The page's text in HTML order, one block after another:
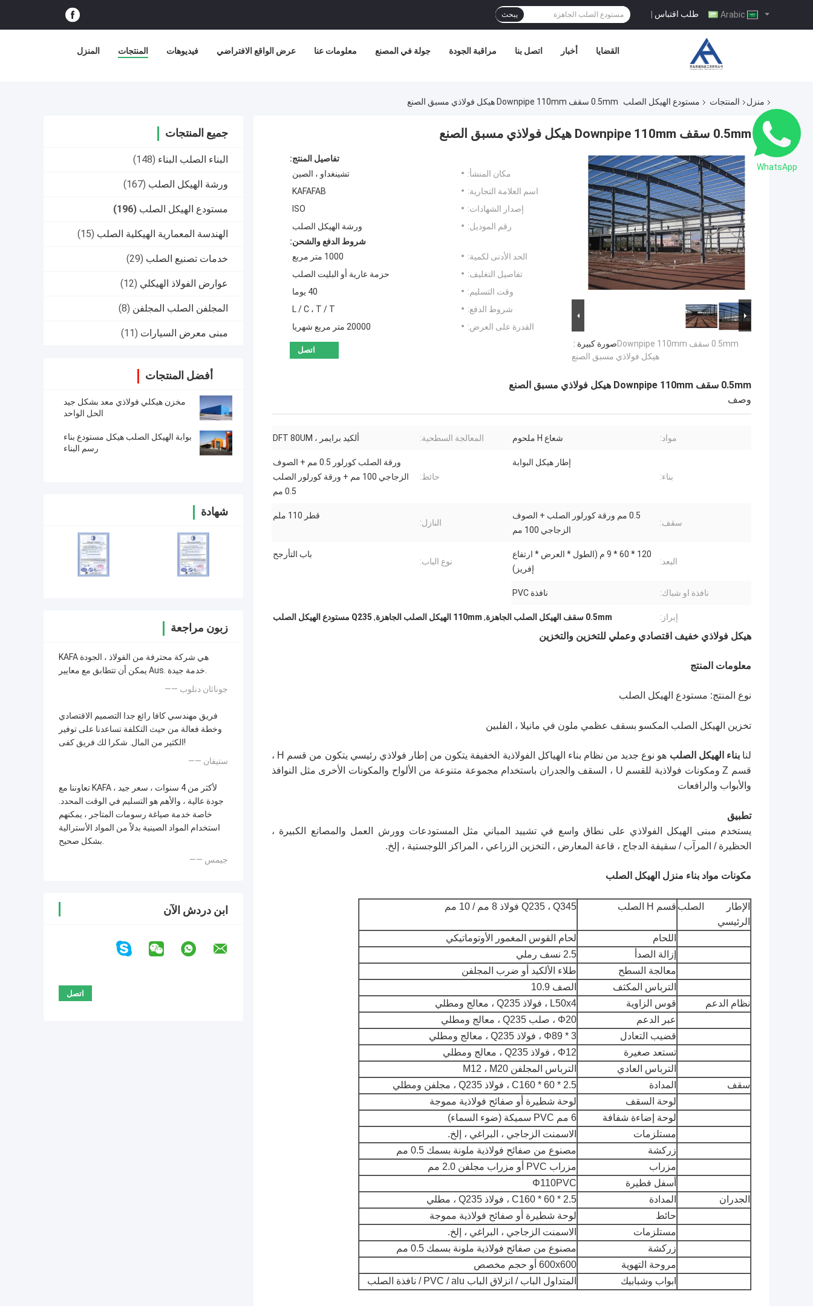
طلب اقتباس | يبحث
المنزل المنتجات فيديوهات عرض الواقع الافتراضي معلومات عنا جولة في المصنع مراقبة الجودة اتصل بنا أخبار القضايا
منزل المنتجات مستودع الهيكل الصلب 0.5mm سقف Downpipe 110mm هيكل فولاذي مسبق الصنع
جميع المنتجات
البناء الصلب البناء (148)
ورشة الهيكل الصلب (167)
مستودع الهيكل الصلب (196)
الهندسة المعمارية الهيكلية الصلب (15)
خدمات تصنيع الصلب (29)
عوارض الفولاذ الهيكلي (12)
المجلفن الصلب المجلفن (8)
مبنى معرض السيارات (11)
أفضل المنتجات
مخزن هيكلي فولاذي معد بشكل جيد
الحل الواحد
بوابة الهيكل الصلب هيكل مستودع بناء
رسم البناء
شهادة
زبون مراجعة
KAFA هي شركة محترفة من الفولاذ ، الجودة
يمكن أن تتطابق مع معايير Aus. خدمة جيدة.
—— جوناثان دنلوب
فريق مهندسي كافا رائع جدا التصميم الاقتصادي
وخطة فعالة من حيث التكلفة تساعدنا على توفير
الكثير من المال. شكرا لك فريق كفى!
—— ستيفان
تعاوننا مع KAFA لأكثر من 4 سنوات ، سعر جيد ،
جودة عالية ، والأهم هو التسليم في الوقت المحدد.
خاصة خدمة صياغة رسومات المتاجر ، يمكنهم
استخدام المواد الصينية بدلاً من المواد الأسترالية
بشكل صحيح.
—— جيمس
ابن دردش الآن
0.5mm سقف Downpipe 110mm هيكل فولاذي مسبق الصنع
صورة كبيرة :0.5mm سقف Downpipe 110mm
هيكل فولاذي مسبق الصنع
تفاصيل المنتج:
مكان المنشأ:
تشينغداو ، الصين
اسم العلامة التجارية:
KAFAFAB
إصدار الشهادات:
ISO
رقم الموديل:
ورشة الهيكل الصلب
شروط الدفع والشحن:
الحد الأدنى لكمية:
1000 متر مربع
تفاصيل التغليف:
حزمة عارية أو البليت الصلب
وقت التسليم:
40 يوما
شروط الدفع:
L / C ، T / T
القدرة على العرض:
20000 متر مربع شهريا
اتصل
0.5mm سقف Downpipe 110mm هيكل فولاذي مسبق الصنع
وصف
مواد: شعاع H ملحوم المعالجة السطحية: ألكيد برايمر ، DFT 80UM
بناء:
إطار هيكل البوابة
حائط:
ورقة الصلب كورلور 0.5 مم + الصوف
الزجاجي 100 مم + ورقة كورلور الصلب
0.5 مم
سقف:
0.5 مم ورقة كورلور الصلب + الصوف
الزجاجي 100 مم
النازل:
قطر 110 ملم
البعد:
120 * 60 * 9 م (الطول * العرض * ارتفاع
إفريز)
نوع الباب:
باب التأرجح
نافذة او شباك: نافذة PVC
إبراز: 0.5mm سقف الهيكل الصلب الجاهزة , 110mm الهيكل الصلب الجاهزة , Q235 مستودع الهيكل الصلب
هيكل فولاذي خفيف اقتصادي وعملي للتخزين والتخزين
معلومات المنتج
نوع المنتج: مستودع الهيكل الصلب
تخزين الهيكل الصلب المكسو بسقف عظمي ملون في مانيلا ، الفلبين
لنابناء الهيكل الصلب
هو نوع جديد من نظام بناء الهياكل الفولاذية الخفيفة يتكون من إطار فولاذي رئيسي يتكون من قسم H ،
قسم Z ومكونات فولاذية للقسم U ، السقف والجدران باستخدام مجموعة متنوعة من الألواح والمكونات الأخرى مثل النوافذ
والأبواب والرافعات
تطبيق
يستخدم مبنى الهيكل الفولاذي على نطاق واسع في تشييد المباني مثل المستودعات وورش العمل والمصانع الكبيرة ،
الحظيرة / المرآب / سقيفة الدجاج ، قاعة المعارض ، التخزين الزراعي ، المراكز اللوجستية ، إلخ.
مكونات مواد بناء منزل الهيكل الصلب
الإطار الصلب
الرئيسي
قسم H الصلب Q235 ، Q345 فولاذ 8 مم / 10 مم
اللحام
لحام القوس المغمور الأوتوماتيكي
إزالة الصدأ
2.5 نسف رملي
معالجة السطح
طلاء الألكيد أو ضرب المجلفن
الترباس المكثف
الصف 10.9
نظام الدعم
قوس الزاوية
L50x4 ، فولاذ Q235 ، معالج ومطلي
عبر الدعم
Φ20 ، صلب Q235 ، معالج ومطلي
قضيب التعادل
Φ89 * 3 ، فولاذ Q235 ، معالج ومطلي
تستعد صغيرة
Φ12 ، فولاذ Q235 ، معالج ومطلي
الترباس العادي
الترباس المجلفن M12 ، M20
سقف
المدادة
C160 * 60 * 2.5 ، فولاذ Q235 ، مجلفن ومطلي
لوحة السقف
لوحة شطيرة أو صفائح فولاذية مموجة
لوحة إضاءة شفافة
6 مم PVC سميكة (ضوء السماء)
مستلزمات
الاسمنت الزجاجي ، البراغي ، إلخ.
زركشة
مصنوع من صفائح فولاذية ملونة بسمك 0.5 مم
مزراب
مزراب PVC أو مزراب مجلفن 2.0 مم
أسفل فطيرة
Φ110PVC
الجدران
المدادة
C160 * 60 * 2.5 ، فولاذ Q235 ، مطلي
حائط
لوحة شطيرة أو صفائح فولاذية مموجة
مستلزمات
الاسمنت الزجاجي ، البراغي ، إلخ.
زركشة
مصنوع من صفائح فولاذية ملونة بسمك 0.5 مم
مروحة التهوية
600x600 أو حجم مخصص
ابواب وشبابيك
المتداول الباب / انزلاق الباب PVC / alu / نافذة الصلب
WhatsApp